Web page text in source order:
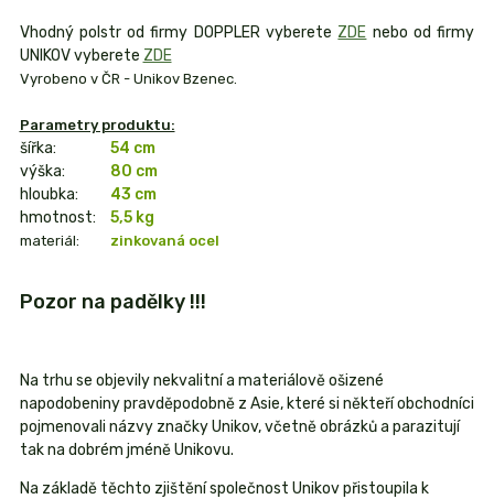
Vhodný polstr od firmy DOPPLER vyberete ZDE nebo od firmy
UNIKOV vyberete ZDE
Vyrobeno v ČR - Unikov Bzenec.
Parametry produktu:
šířka:
54 cm
výška:
80 cm
hloubka:
43 cm
hmotnost:
5,5 kg
materiál: zinkovaná ocel
Pozor na padělky !!!
Na trhu se objevily nekvalitní a materiálově ošizené
napodobeniny pravděpodobně z Asie, které si někteří obchodníci
pojmenovali názvy značky Unikov, včetně obrázků a parazitují
tak na dobrém jméně Unikovu.
Na základě těchto zjištění společnost Unikov přistoupila k